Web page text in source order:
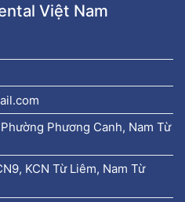
Việt Nam
Phương Canh, Nam Từ
KCN Từ Liêm, Nam Từ